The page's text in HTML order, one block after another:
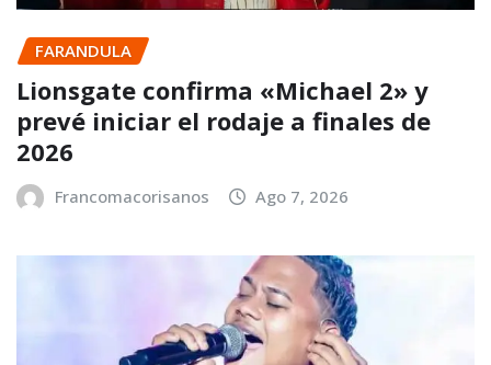
FARANDULA
Lionsgate confirma «Michael 2» y
prevé iniciar el rodaje a finales de
2026
Francomacorisanos Ago 7, 2026